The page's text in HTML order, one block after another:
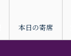
本日の寄席